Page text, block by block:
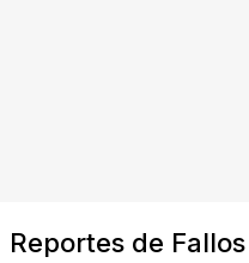
Reportes de